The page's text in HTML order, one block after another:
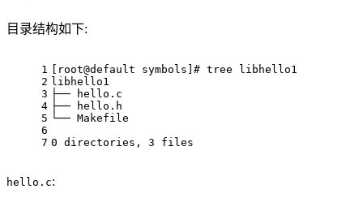
目录结构如下:
1
2
3
4
5
6
7
[root@default symbols] # tree libhello1
libhello1
├── hello.c
├── hello.h
└── Makefile
0 directories, 3 files
hello.c: